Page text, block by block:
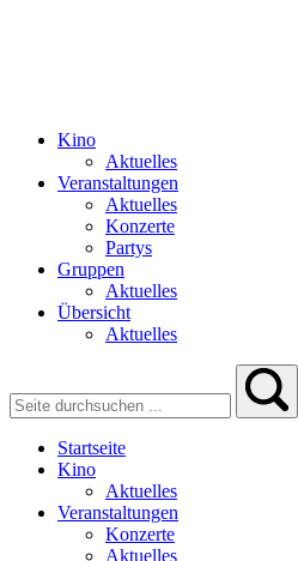
Kino
Aktuelles
Veranstaltungen
Aktuelles
Konzerte
Partys
Gruppen
Aktuelles
Übersicht
Aktuelles
Startseite
Kino
Aktuelles
Veranstaltungen
Konzerte
Aktuelles